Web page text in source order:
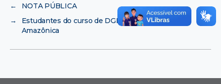
←
NOTA PÚBLICA
→
Estudantes do curso de DGEI visitam Floresta
Amazônica